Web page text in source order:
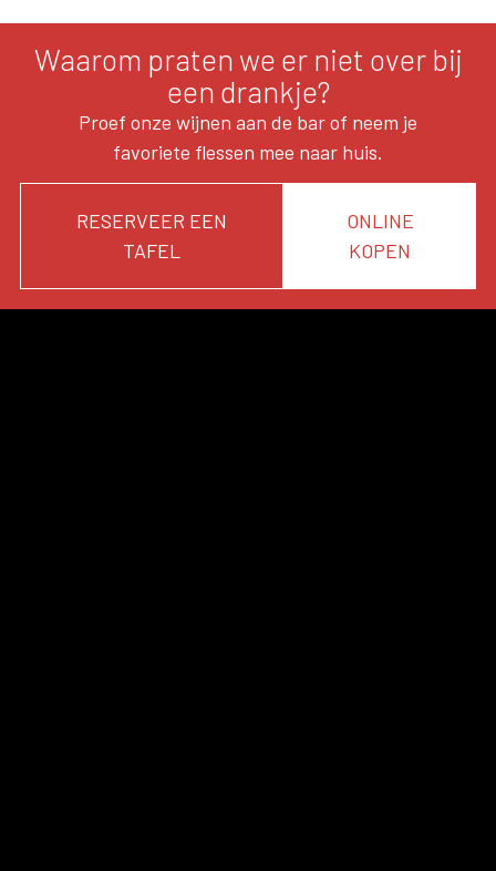
Waarom praten we er niet over bij
een drankje?
Proef onze wijnen aan de bar of neem je
favoriete flessen mee naar huis.
RESERVEER EEN
TAFEL
ONLINE
KOPEN